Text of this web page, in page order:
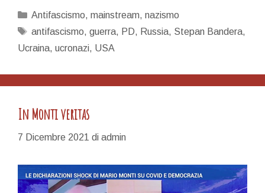
mainstream
–
ucronazismo
Categorie
Antifascismo, mainstream, nazismo
Tag
antifascismo, guerra, PD, Russia, Stepan Bandera,
Ucraina, ucronazi, USA
In Monti veritas
7 Dicembre 2021 di admin